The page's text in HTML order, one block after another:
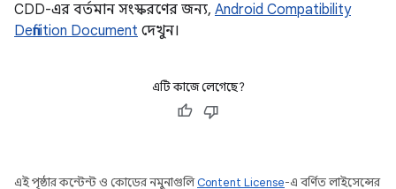
CDD-এর বর্তমান সংস্করণের জন্য, Android Compatibility
Definition Document দেখুন।
এটি কাজে লেগেছে?
এই পৃষ্ঠার কন্টেন্ট ও কোডের নমুনাগুলিContent License-এ বর্ণিত লাইসেন্সের